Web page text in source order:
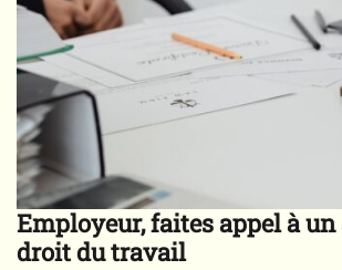
Employeur, faites appel à
droit du travail